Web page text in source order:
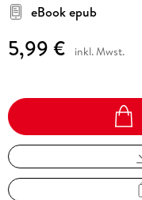
eBook epub
5,99 € inkl. Mwst.